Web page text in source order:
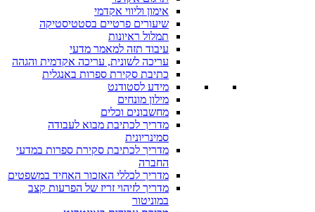
אימון וליווי אקדמי
שיעורים פרטיים בסטטיסטיקה
תמלול ראיונות
עיבוד תזה למאמר מדעי
עריכה לשונית, עריכה אקדמית והגהה
כתיבת סקירת ספרות באנגלית
מידע לסטודנט
מילון מונחים
מחשבונים וכלים
מדריך לכתיבת מבוא לעבודה
סמינריונית
מדריך לכתיבת סקירת ספרות במדעי
החברה
מדריך לכללי האזכור האחיד במשפטים
מדריך לזיהוי זריז של הפרעות קצב
במוניטור